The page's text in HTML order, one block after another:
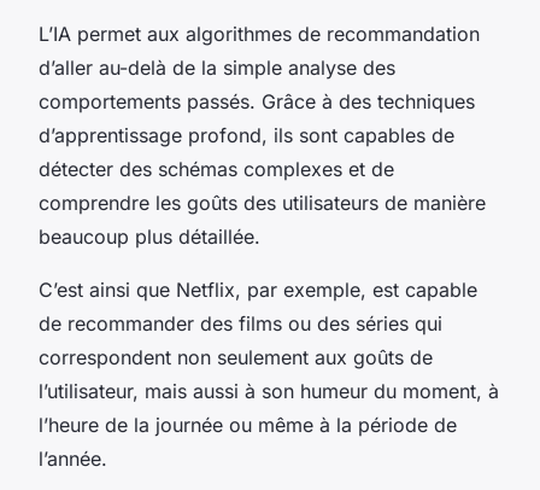
L’IA permet aux algorithmes de recommandation
d’aller au-delà de la simple analyse des
comportements passés. Grâce à des techniques
d’apprentissage profond, ils sont capables de
détecter des schémas complexes et de
comprendre les goûts des utilisateurs de manière
beaucoup plus détaillée.
C’est ainsi que Netflix, par exemple, est capable
de recommander des films ou des séries qui
correspondent non seulement aux goûts de
l’utilisateur, mais aussi à son humeur du moment, à
l’heure de la journée ou même à la période de
l’année.